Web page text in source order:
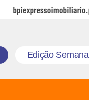
BPI Expresso Imobiliário
Edição Semanal